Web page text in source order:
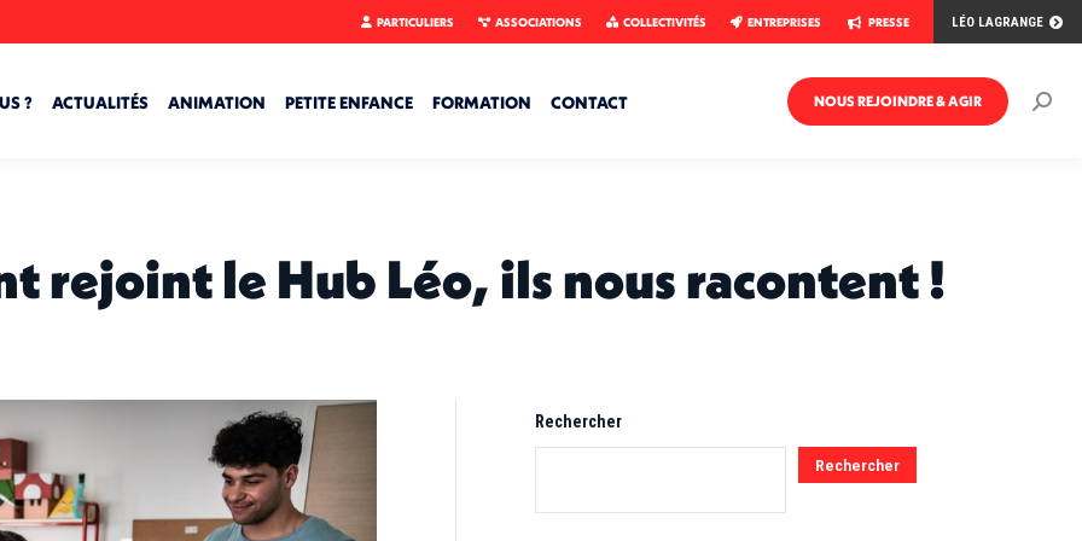
PARTICULIERS ASSOCIATIONS COLLECTIVITÉS ENTREPRISES PRESSE LÉO LAGRANGE
? ACTUALITÉS ANIMATION PETITE ENFANCE FORMATION CONTACT NOUS REJOINDRE & AGIR
rejoint le Hub Léo, ils nous racontent !
Rechercher
Rechercher